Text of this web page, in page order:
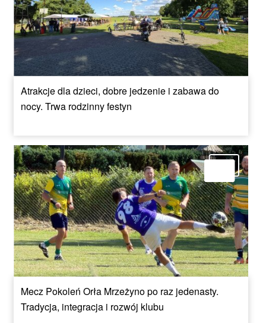
Atrakcje dla dzieci, dobre jedzenie i zabawa do
nocy. Trwa rodzinny festyn
Mecz Pokoleń Orła Mrzeżyno po raz jedenasty.
Tradycja, integracja i rozwój klubu